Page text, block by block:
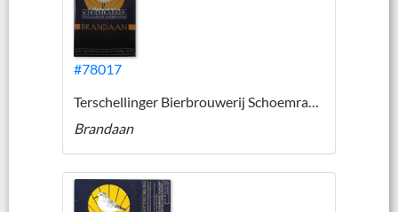
#78017
Terschellinger Bierbrouwerij Schoemrakker
Brandaan